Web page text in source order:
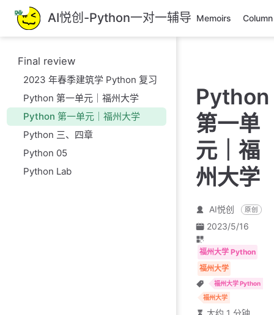
跳
至
主
內
AI悦创-Python一对一辅导 Memoirs Column
Final review
2023 年春季建筑学 Python 复习
Python 第一单元｜福州大学
Python 第一单元｜福州大学
Python 三、四章
Python 05
Python Lab
Python
第一单
元｜福
州大学
AI悦创 原创
2023/5/16
福州大学 Python
福州大学
福州大学 Python
福州大学